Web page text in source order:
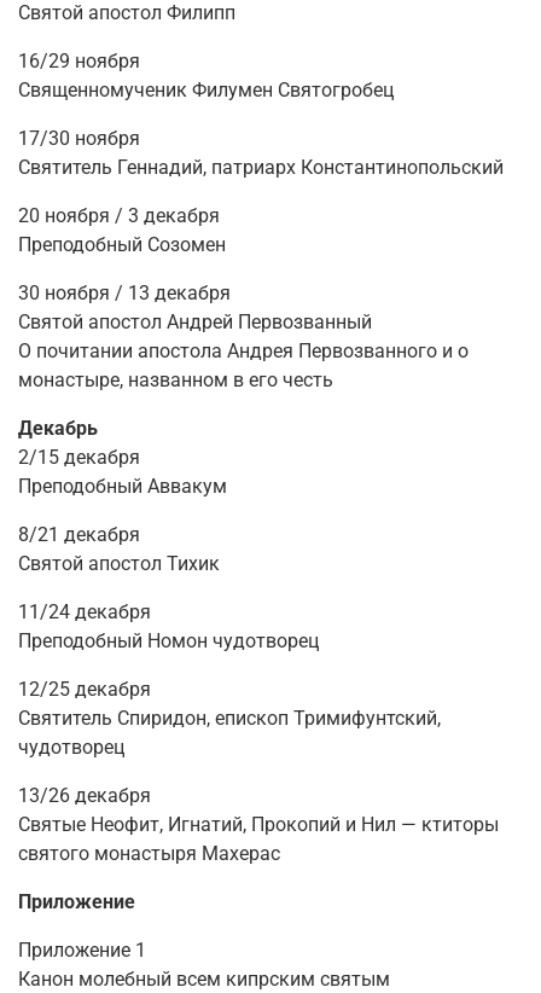
Святой апостол Филипп
16/29 ноября
Священномученик Филумен Святогробец
17/30 ноября
Святитель Геннадий, патриарх Константинопольский
20 ноября / 3 декабря
Преподобный Созомен
30 ноября / 13 декабря
Святой апостол Андрей Первозванный
О почитании апостола Андрея Первозванного и о
монастыре, названном в его честь
Декабрь
2/15 декабря
Преподобный Аввакум
8/21 декабря
Святой апостол Тихик
11/24 декабря
Преподобный Номон чудотворец
12/25 декабря
Святитель Спиридон, епископ Тримифунтский,
чудотворец
13/26 декабря
Святые Неофит, Игнатий, Прокопий и Нил — ктиторы
святого монастыря Махерас
Приложение
Приложение 1
Канон молебный всем кипрским святым